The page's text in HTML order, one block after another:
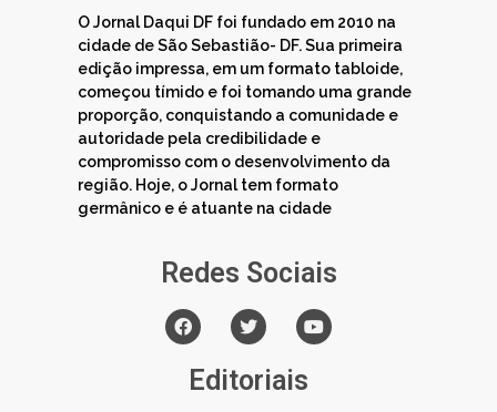
O Jornal Daqui DF foi fundado em 2010 na
cidade de São Sebastião- DF. Sua primeira
edição impressa, em um formato tabloide,
começou tímido e foi tomando uma grande
proporção, conquistando a comunidade e
autoridade pela credibilidade e
compromisso com o desenvolvimento da
região. Hoje, o Jornal tem formato
germânico e é atuante na cidade
Redes Sociais
Editoriais